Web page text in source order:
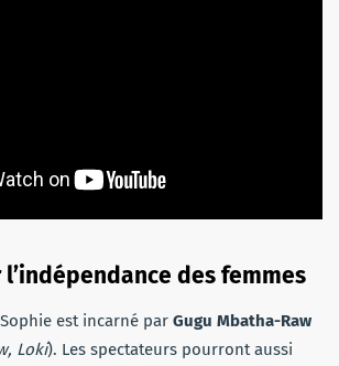
l’indépendance des femmes
est incarné par Gugu Mbatha-Raw
Loki). Les spectateurs pourront aussi